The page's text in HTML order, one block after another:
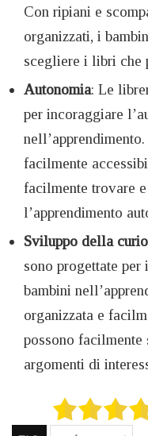
Con ripiani e
organizzati, i
scegliere i libri che
Autonomia: Le
per incoraggiare
facilmente
facilmente trovare
l’apprendimento
Sviluppo della
sono progettate
bambini
organizzata e
possono
argomenti di